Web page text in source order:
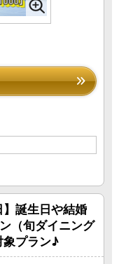
】誕生日や結婚
（旬ダイニング
象プラン♪